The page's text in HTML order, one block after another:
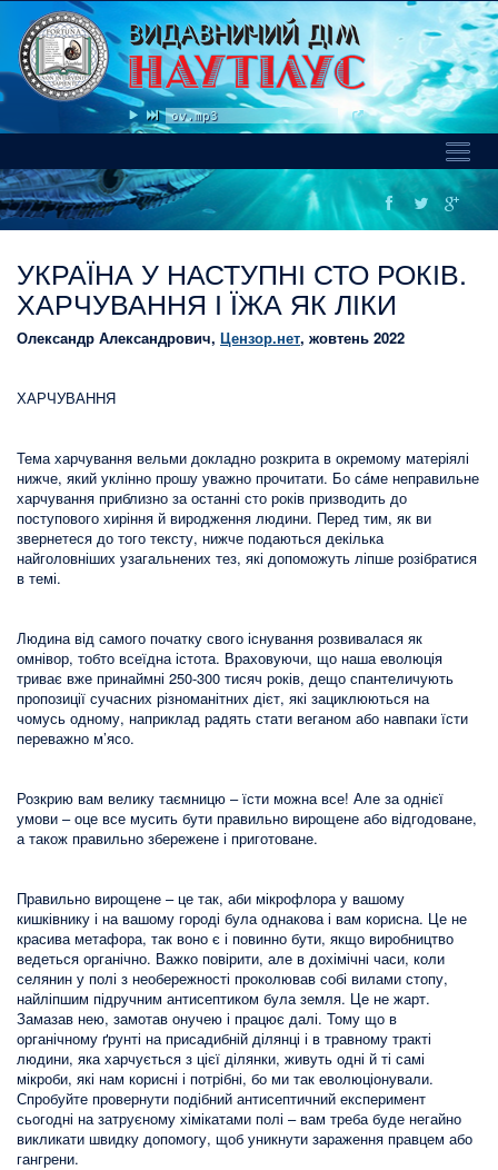
© zolotoslov.mp3
Toggle
УКРАЇНА У НАСТУПНІ СТО РОКІВ.
ХАРЧУВАННЯ І ЇЖА ЯК ЛІКИ
Олександр Александрович, Цензор.нет, жовтень 2022
ХАРЧУВАННЯ
Тема харчування вельми докладно розкрита в окремому матеріялі
нижче, який уклінно прошу уважно прочитати. Бо сáме неправильне
харчування приблизно за останні сто років призводить до
поступового хиріння й виродження людини. Перед тим, як ви
звернетеся до того тексту, нижче подаються декілька
найголовніших узагальнених тез, які допоможуть ліпше розібратися
в темі.
Людина від самого початку свого існування розвивалася як
омнівор, тобто всеїдна істота. Враховуючи, що наша еволюція
триває вже принаймні 250-300 тисяч років, дещо спантеличують
пропозиції сучасних різноманітних дієт, які зациклюються на
чомусь одному, наприклад радять стати веганом або навпаки їсти
переважно м’ясо.
Розкрию вам велику таємницю – їсти можна все! Але за однієї
умови – оце все мусить бути правильно вирощене або відгодоване,
а також правильно збережене і приготоване.
Правильно вирощене – це так, аби мікрофлора у вашому
кишківнику і на вашому городі була однакова і вам корисна. Це не
красива метафора, так воно є і повинно бути, якщо виробництво
ведеться органічно. Важко повірити, але в дохімічні часи, коли
селянин у полі з необережності проколював собі вилами стопу,
найліпшим підручним антисептиком була земля. Це не жарт.
Замазав нею, замотав онучею і працює далі. Тому що в
органічному ґрунті на присадибній ділянці і в травному тракті
людини, яка харчується з цієї ділянки, живуть одні й ті самі
мікроби, які нам корисні і потрібні, бо ми так еволюціонували.
Спробуйте провернути подібний антисептичний експеримент
сьогодні на затруєному хімікатами полі – вам треба буде негайно
викликати швидку допомогу, щоб уникнути зараження правцем або
гангрени.